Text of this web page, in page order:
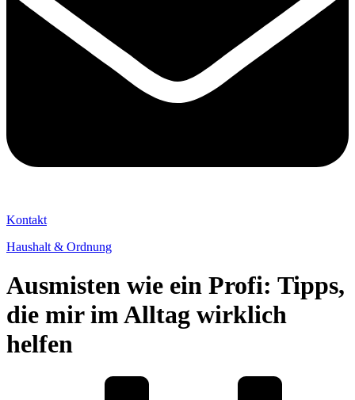
Kontakt
Haushalt & Ordnung
Ausmisten wie ein Profi: Tipps,
die mir im Alltag wirklich
helfen